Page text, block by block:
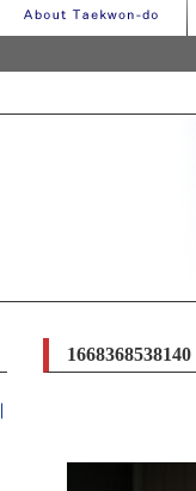
1668368538140